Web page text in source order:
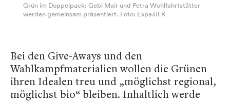
Grün im Doppelpack: Gebi Mair und Petra Wohlfahrtstätter
werden gemeinsam präsentiert. Foto: Expa/JFK
Bei den Give-Aways und den
Wahlkampfmaterialien wollen die Grünen
ihren Idealen treu und „möglichst regional,
möglichst bio“ bleiben. Inhaltlich werde